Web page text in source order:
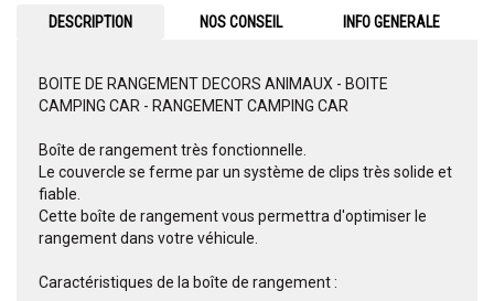
DESCRIPTION NOS CONSEIL INFO GENERALE
BOITE DE RANGEMENT DECORS ANIMAUX - BOITE
CAMPING CAR - RANGEMENT CAMPING CAR
Boîte de rangement très fonctionnelle.
Le couvercle se ferme par un système de clips très solide et
fiable.
Cette boîte de rangement vous permettra d'optimiser le
rangement dans votre véhicule.
Caractéristiques de la boîte de rangement :